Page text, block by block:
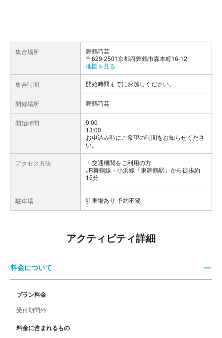
集合場所
舞鶴巧芸
〒629-2501京都府舞鶴市森本町16-12
地図を見る
集合時間 開始時間までにお越しください。
開催場所 舞鶴巧芸
開始時間
9:00
13:00
お申込み時にご希望の時間をお知らせくださ
い。
アクセス方法
交通機関をご利用の方
JR舞鶴線・小浜線「東舞鶴駅」から徒歩約
15分
駐車場 駐車場あり 予約不要
アクティビティ詳細
料金について
プラン料金
受付期間外
料金に含まれるもの